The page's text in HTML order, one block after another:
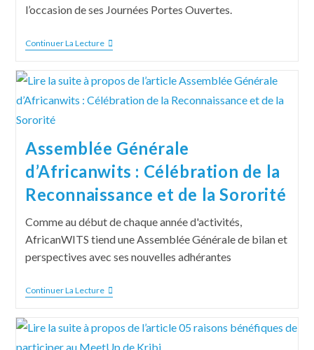
l’occasion de ses Journées Portes Ouvertes.
Continuer La Lecture
Assemblée Générale
d’Africanwits : Célébration de la
Reconnaissance et de la Sororité
Comme au début de chaque année d'activités,
AfricanWITS tiend une Assemblée Générale de bilan et
perspectives avec ses nouvelles adhérantes
Continuer La Lecture